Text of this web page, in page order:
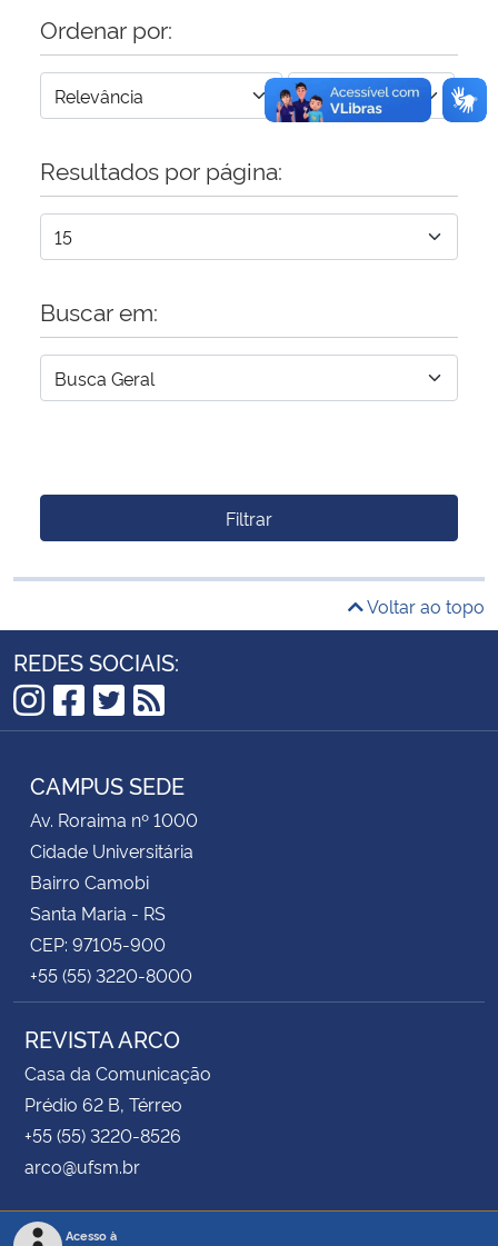
Banco Central do Brasil
Ordenar por:
Resultados por página:
Buscar em:
Filtrar
Voltar ao topo
REDES SOCIAIS:
Instagram
Facebook
Twitter
RSS
CAMPUS SEDE
Av. Roraima nº 1000
Cidade Universitária
Bairro Camobi
Santa Maria - RS
CEP: 97105-900
+55 (55) 3220-8000
REVISTA ARCO
Casa da Comunicação
Prédio 62 B, Térreo
+55 (55) 3220-8526
arco@ufsm.br
Acesso à